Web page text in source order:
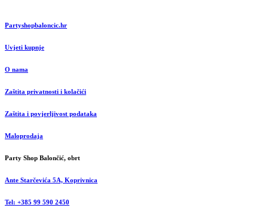
Partyshopbaloncic.hr
Uvjeti kupnje
O nama
Zaštita privatnosti i kolačići
Zaštita i povjerljivost podataka
Maloprodaja
Party Shop Balončić, obrt
Ante Starčevića 5A, Koprivnica
Tel: +385 99 590 2450